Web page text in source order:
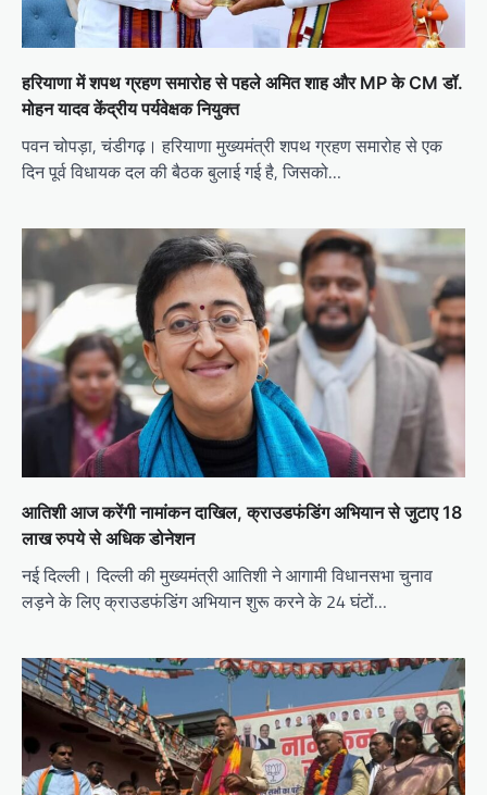
हरियाणा में शपथ ग्रहण समारोह से पहले अमित शाह और MP के CM डॉ.
मोहन यादव केंद्रीय पर्यवेक्षक नियुक्त
पवन चोपड़ा, चंडीगढ़। हरियाणा मुख्यमंत्री शपथ ग्रहण समारोह से एक
दिन पूर्व विधायक दल की बैठक बुलाई गई है, जिसको…
आतिशी आज करेंगी नामांकन दाखिल, क्राउडफंडिंग अभियान से जुटाए 18
लाख रुपये से अधिक डोनेशन
नई दिल्ली। दिल्ली की मुख्यमंत्री आतिशी ने आगामी विधानसभा चुनाव
लड़ने के लिए क्राउडफंडिंग अभियान शुरू करने के 24 घंटों…